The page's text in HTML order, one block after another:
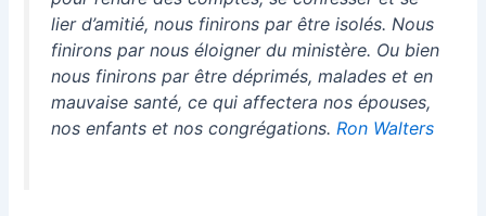
lier d’amitié, nous finirons par être isolés. Nous
finirons par nous éloigner du ministère. Ou bien
nous finirons par être déprimés, malades et en
mauvaise santé, ce qui affectera nos épouses,
nos enfants et nos congrégations. Ron Walters